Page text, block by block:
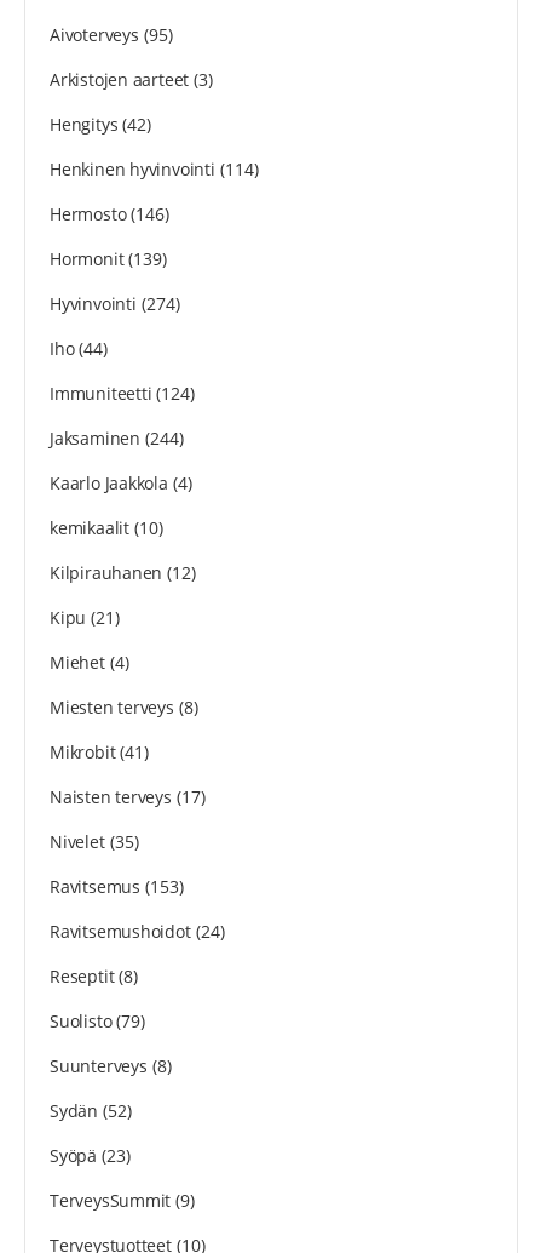
Aivoterveys (95)
Arkistojen aarteet (3)
Hengitys (42)
Henkinen hyvinvointi (114)
Hermosto(146)
Hormonit(139)
Hyvinvointi (274)
Iho(44)
Immuniteetti (124)
Jaksaminen (244)
Kaarlo Jaakkola (4)
kemikaalit(10)
Kilpirauhanen (12)
Kipu (21)
Miehet(4)
Miesten terveys (8)
Mikrobit(41)
Naisten terveys (17)
Nivelet(35)
Ravitsemus (153)
Ravitsemushoidot(24)
Reseptit(8)
Suolisto(79)
Suunterveys (8)
Sydän (52)
Syöpä (23)
TerveysSummit (9)
Terveystuotteet(10)